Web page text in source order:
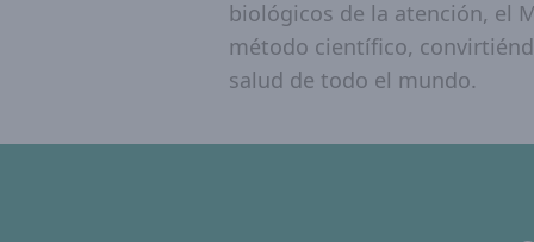
biológicos de la atención, el
método científico,
salud de todo el mundo.